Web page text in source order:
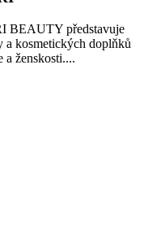
BEAUTY představuje
kosmetických doplňků
a ženskosti....